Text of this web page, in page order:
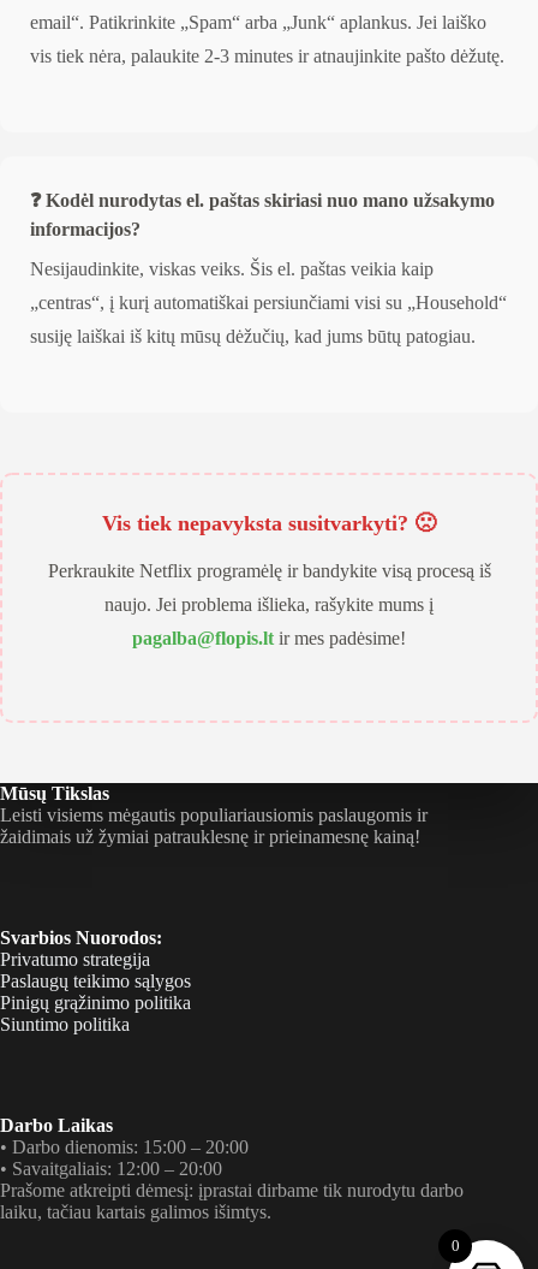
email“. Patikrinkite „Spam“ arba „Junk“ aplankus. Jei laiško
vis tiek nėra, palaukite 2-3 minutes ir atnaujinkite pašto dėžutę.
❓ Kodėl nurodytas el. paštas skiriasi nuo mano užsakymo
informacijos?
Nesijaudinkite, viskas veiks. Šis el. paštas veikia kaip
„centras“, į kurį automatiškai persiunčiami visi su „Household“
susiję laiškai iš kitų mūsų dėžučių, kad jums būtų patogiau.
Vis tiek nepavyksta susitvarkyti? 🙁
Perkraukite Netflix programėlę ir bandykite visą procesą iš
naujo. Jei problema išlieka, rašykite mums į
pagalba@flopis.lt ir mes padėsime!
Mūsų Tikslas
Leisti visiems mėgautis populiariausiomis paslaugomis ir
žaidimais už žymiai patrauklesnę ir prieinamesnę kainą!
Svarbios Nuorodos:
Privatumo strategija
Paslaugų teikimo sąlygos
Pinigų grąžinimo politika
Siuntimo politika
Darbo Laikas
• Darbo dienomis: 15:00 – 20:00
• Savaitgaliais: 12:00 – 20:00
Prašome atkreipti dėmesį: įprastai dirbame tik nurodytu darbo
laiku, tačiau kartais galimos išimtys.
0